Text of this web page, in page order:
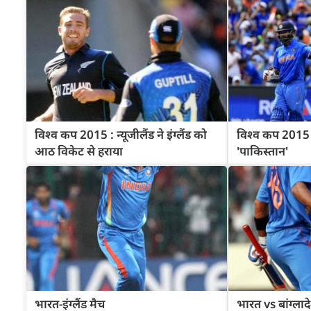
विश्व कप 2015 : न्यूजीलैंड ने इंग्लैंड को
आठ विकेट से हराया
विश्व कप 2015
'पाकिस्तान'
भारत-इंग्लैंड मैच भारत vs